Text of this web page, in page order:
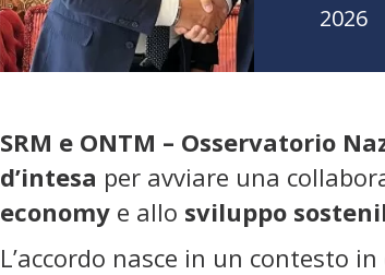
2026
SRM e ONTM – Osservatorio
d’intesa per avviare una
economye allo sviluppo
L’accordo nasce in un contesto